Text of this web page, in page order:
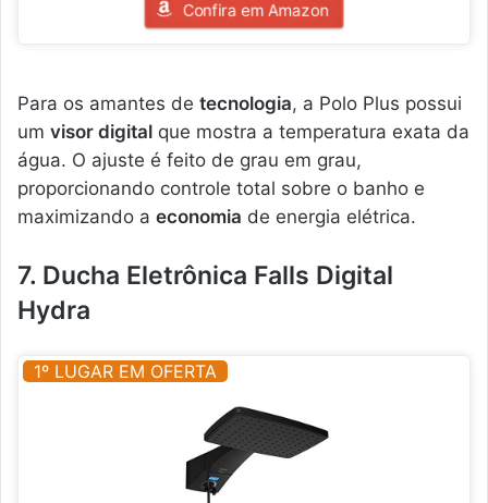
Confira em Amazon
Para os amantes de tecnologia, a Polo Plus possui
um visor digital que mostra a temperatura exata da
água. O ajuste é feito de grau em grau,
proporcionando controle total sobre o banho e
maximizando a economia de energia elétrica.
7. Ducha Eletrônica Falls Digital
Hydra
1º LUGAR EM OFERTA